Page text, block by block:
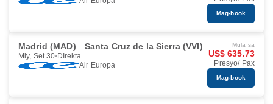
Mag-book
Madrid (MAD) Santa Cruz de la Sierra (VVI)
Miy, Set 30 DIrekta
Air Europa
Mula sa
US$ 635.73
Presyo/ Pax
Mag-book